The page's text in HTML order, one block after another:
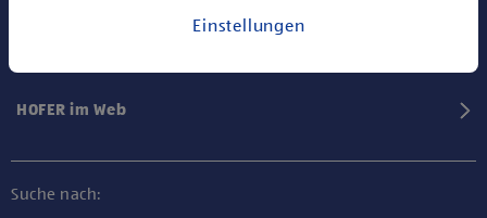
HOFER im Web
Suche nach:
Einstellungen